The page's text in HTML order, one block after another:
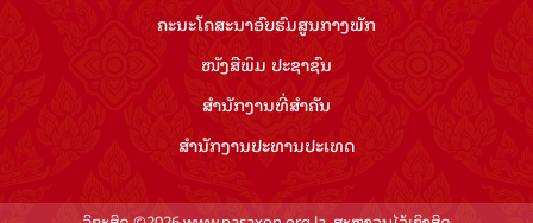
ຄະນະໂຄສະນາອົບຮົມ​ສູນ​ກາງ​ພັກ
ໜັງສືພິມ ປະ​ຊາ​ຊົນ
ສຳ​ນັກ​ງານ​ທີ່​ສຳ​ຄັນ
ສຳ​ນັກ​ງານ​ປະ​ທານ​ປະ​ເທດ